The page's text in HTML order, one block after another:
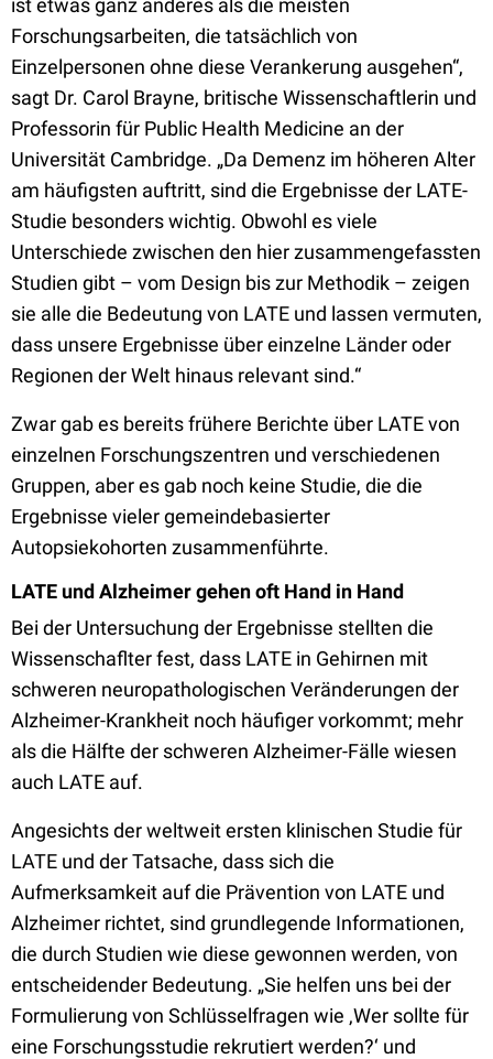
ist etwas ganz anderes als die meisten
Forschungsarbeiten, die tatsächlich von
Einzelpersonen ohne diese Verankerung ausgehen“,
sagt Dr. Carol Brayne, britische Wissenschaftlerin und
Professorin für Public Health Medicine an der
Universität Cambridge. „Da Demenz im höheren Alter
am häufigsten auftritt, sind die Ergebnisse der LATE-
Studie besonders wichtig. Obwohl es viele
Unterschiede zwischen den hier zusammengefassten
Studien gibt – vom Design bis zur Methodik – zeigen
sie alle die Bedeutung von LATE und lassen vermuten,
dass unsere Ergebnisse über einzelne Länder oder
Regionen der Welt hinaus relevant sind.“
Zwar gab es bereits frühere Berichte über LATE von
einzelnen Forschungszentren und verschiedenen
Gruppen, aber es gab noch keine Studie, die die
Ergebnisse vieler gemeindebasierter
Autopsiekohorten zusammenführte.
LATE und Alzheimer gehen oft Hand in Hand
Bei der Untersuchung der Ergebnisse stellten die
Wissenschaflter fest, dass LATE in Gehirnen mit
schweren neuropathologischen Veränderungen der
Alzheimer-Krankheit noch häufiger vorkommt; mehr
als die Hälfte der schweren Alzheimer-Fälle wiesen
auch LATE auf.
Angesichts der weltweit ersten klinischen Studie für
LATE und der Tatsache, dass sich die
Aufmerksamkeit auf die Prävention von LATE und
Alzheimer richtet, sind grundlegende Informationen,
die durch Studien wie diese gewonnen werden, von
entscheidender Bedeutung. „Sie helfen uns bei der
Formulierung von Schlüsselfragen wie ‚Wer sollte für
eine Forschungsstudie rekrutiert werden?‘ und